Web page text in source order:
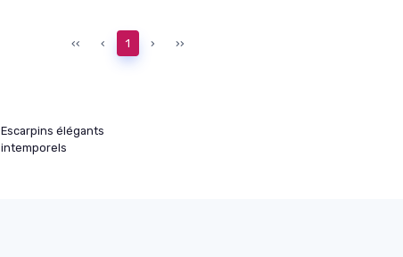
‹‹ ‹ 1 › ››
Escarpins élégants
intemporels